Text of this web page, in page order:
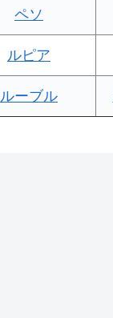
ペソ
ルピア
ルーブル